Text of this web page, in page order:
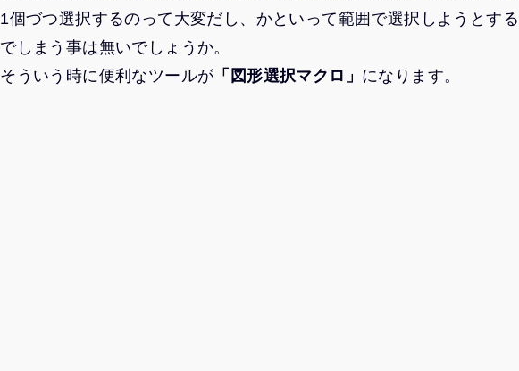
1個づつ選択するのって大変だし、かといって範囲で選択しようとす
でしまう事は無いでしょうか。
そういう時に便利なツールが 「図形選択マクロ」 になります。